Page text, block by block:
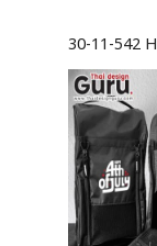
30-11-542